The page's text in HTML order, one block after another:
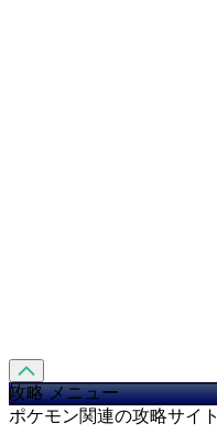
攻略 メニュー
ポケモン関連の攻略サイト